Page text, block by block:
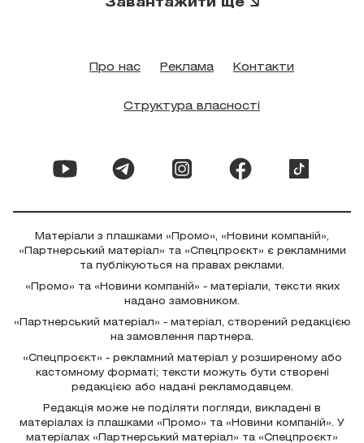
Завантажити ще
Про нас Реклама Контакти
Структура власності
Матеріали з плашками «Промо», «Новини компаній»,
«Партнерський матеріал» та «Спецпроєкт» є рекламними
та публікуються на правах реклами.
«Промо» та «Новини компаній» - матеріали, тексти яких
надано замовником.
«Партнерський матеріал» - матеріал, створений редакцією
на замовлення партнера.
«Спецпроєкт» - рекламний матеріал у розширеному або
кастомному форматі; тексти можуть бути створені
редакцією або надані рекламодавцем.
Редакція може не поділяти погляди, викладені в
матеріалах із плашками «Промо» та «Новини компаній». У
матеріалах «Партнерський матеріал» та «Спецпроєкт»